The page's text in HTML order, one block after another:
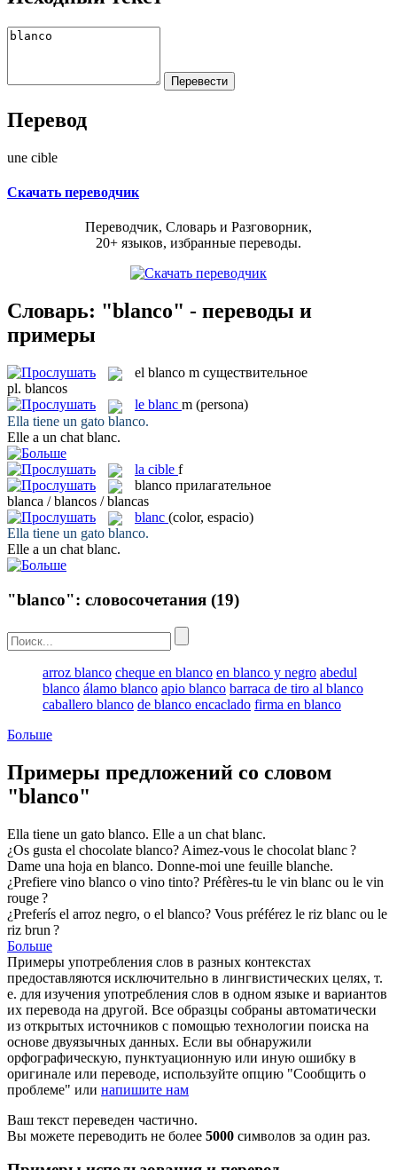
Перевод
une cible
Скачать переводчик
Переводчик, Словарь и Разговорник,
20+ языков, избранные переводы.
Словарь: "blanco" - переводы и
примеры
el blanco m существительное
pl. blancos
le blanc m (persona)
Ella tiene un gato blanco.
Elle a un chat blanc.
la cible f
blanco прилагательное
blanca / blancos / blancas
blanc (color, espacio)
Ella tiene un gato blanco.
Elle a un chatblanc.
"blanco": словосочетания (19)
arroz blanco cheque en blanco en blanco y negro abedul
blanco álamo blanco apio blanco barraca de tiro al blanco
caballero blanco de blanco encaclado firma en blanco
Больше
Примеры предложений со словом
"blanco"
Ella tiene un gato blanco. Elle a un chat blanc.
¿Os gusta el chocolate blanco? Aimez-vous le chocolat blanc?
Dame una hoja en blanco. Donne-moi une feuille blanche.
¿Prefiere vino blanco o vino tinto? Préfères-tu le vin blanc ou le vin
rouge ?
¿Preferís el arroz negro, o el blanco? Vous préférez le riz blanc ou le
riz brun ?
Больше
Примеры употребления слов в разных контекстах
предоставляются исключительно в лингвистических целях, т.
е. для изучения употребления слов в одном языке и вариантов
их перевода на другой. Все образцы собраны автоматически
из открытых источников с помощью технологии поиска на
основе двуязычных данных. Если вы обнаружили
орфографическую, пунктуационную или иную ошибку в
оригинале или переводе, используйте опцию "Сообщить о
проблеме" или напишите нам
Ваш текст переведен частично.
Вы можете переводить не более 5000 символов за один раз.